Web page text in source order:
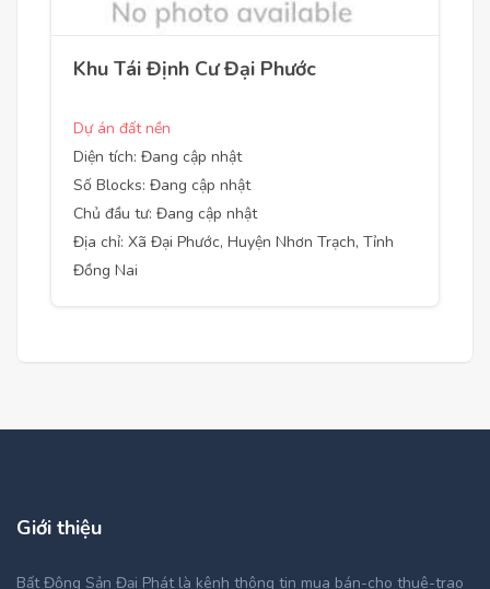
Khu Tái Định Cư Đại Phước
Dự án đất nền
Diện tích: Đang cập nhật
Số Blocks: Đang cập nhật
Chủ đầu tư: Đang cập nhật
Địa chỉ: Xã Đại Phước, Huyện Nhơn Trạch, Tỉnh
Đồng Nai
Giới thiệu
Bất Động Sản Đại Phát là kênh thông tin mua bán-cho thuê-trao